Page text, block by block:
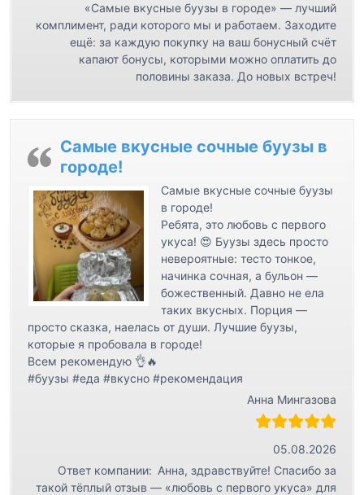
«Самые вкусные буузы в городе» — лучший
комплимент, ради которого мы и работаем. Заходите
ещё: за каждую покупку на ваш бонусный счёт
капают бонусы, которыми можно оплатить до
половины заказа. До новых встреч!
Самые вкусные сочные буузы в
городе!
Самые вкусные сочные буузы
в городе!
Ребята, это любовь с первого
укуса! 😍 Буузы здесь просто
невероятные: тесто тонкое,
начинка сочная, а бульон —
божественный. Давно не ела
таких вкусных. Порция —
просто сказка, наелась от души. Лучшие буузы,
которые я пробовала в городе!
Всем рекомендую 👌🔥
#буузы #еда #вкусно #рекомендация
Анна Мингазова
05.08.2026
Ответ компании: Анна, здравствуйте! Спасибо за
такой тёплый отзыв — «любовь с первого укуса» для